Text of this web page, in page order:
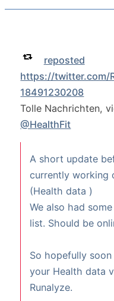
reposted
https://twitter.com/
18491230208
Tolle Nachrichten,
@HealthFit
A short update
currently working
(Health data )
We also had
list. Should be
So hopefully
your Health data
Runalyze.